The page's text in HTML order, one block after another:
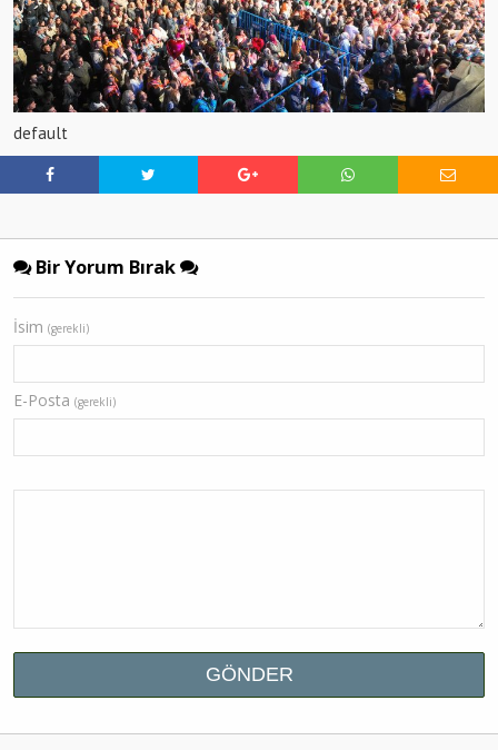
default
Bir Yorum Bırak
İsim (gerekli)
E-Posta (gerekli)